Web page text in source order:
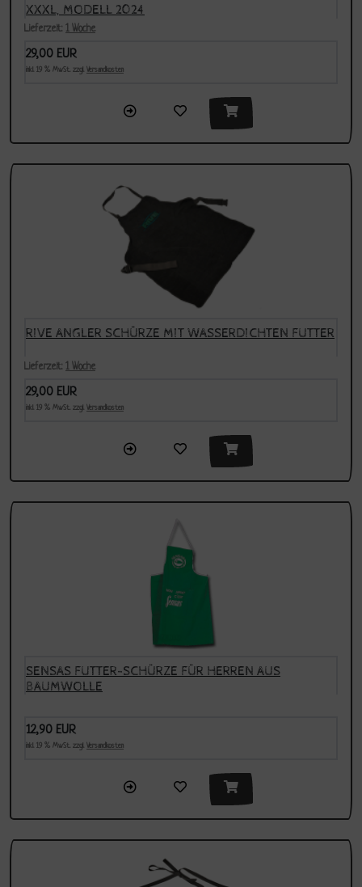
XXXL, MODELL 2024
Lieferzeit: 1 Woche
29,00 EUR
inkl. 19 % MwSt. zzgl. Versandkosten
RIVE ANGLER SCHÜRZE MIT WASSERDICHTEN FUTTER
Lieferzeit: 1 Woche
29,00 EUR
inkl. 19 % MwSt. zzgl. Versandkosten
SENSAS FUTTER-SCHÜRZE FÜR HERREN AUS
BAUMWOLLE
12,90 EUR
inkl. 19 % MwSt. zzgl. Versandkosten